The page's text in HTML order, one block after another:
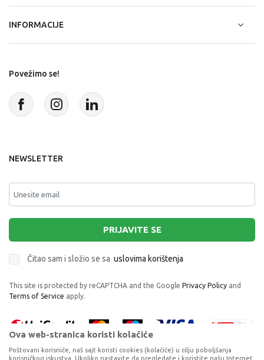
INFORMACIJE
Povežimo se!
NEWSLETTER
PRIJAVITE SE
Čitao sam i složio se sa uslovima korištenja
This site is protected by reCAPTCHA and the Google Privacy Policy and
Terms of Service apply.
Ova web-stranica koristi kolačiće
Poštovani korisniče, naš sajt koristi cookies (kolačiće) u cilju poboljšanja
korisničkog iskustva. Ukoliko nastavite da pregledate i koristite našu Internet